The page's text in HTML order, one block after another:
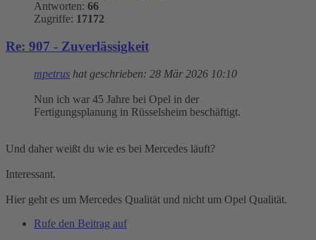
Antworten: 66
Zugriffe: 17172
Re: 907 - Zuverlässigkeit
mpetrus hat geschrieben: 28 Mär 2026 10:10
Nun ich war 45 Jahre bei Opel in der
Fertigungsplanung in Rüsselsheim beschäftigt.
Und daher weißt du wie es bei Mercedes läuft?
Interessant.
Hier geht es um Mercedes Qualität und nicht um Opel Qualität.
Rufe den Beitrag auf